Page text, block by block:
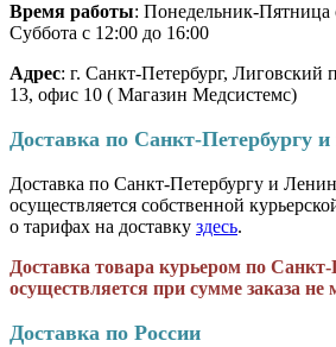
Время работы: Понедельник-Пятница
Суббота с 12:00 до 16:00
Адрес: г. Санкт-Петербург, Лиговский
13, офис 10 ( Магазин Медсистемс)
Доставка по Санкт-Петербургу и
Доставка по Санкт-Петербургу и
осуществляется собственной
о тарифах на доставку здесь.
Доставка товара курьером по
осуществляется при сумме заказа не
Доставка по России